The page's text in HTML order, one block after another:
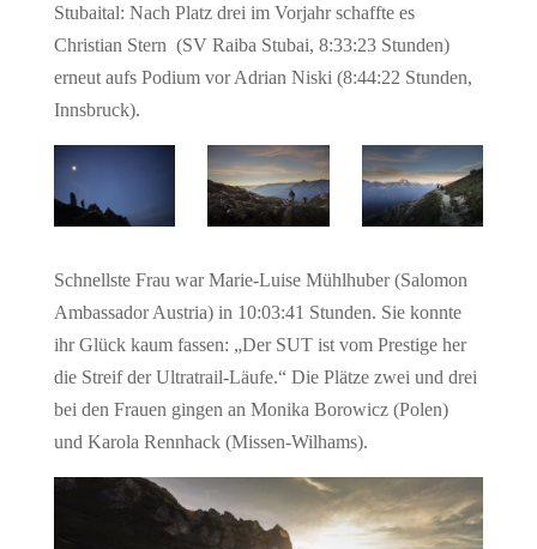
Stubaital: Nach Platz drei im Vorjahr schaffte es
Christian Stern (SV Raiba Stubai, 8:33:23 Stunden)
erneut aufs Podium vor Adrian Niski (8:44:22 Stunden,
Innsbruck).
Schnellste Frau war Marie-Luise Mühlhuber (Salomon
Ambassador Austria) in 10:03:41 Stunden. Sie konnte
ihr Glück kaum fassen: „Der SUT ist vom Prestige her
die Streif der Ultratrail-Läufe.“ Die Plätze zwei und drei
bei den Frauen gingen an Monika Borowicz (Polen)
und Karola Rennhack (Missen-Wilhams).